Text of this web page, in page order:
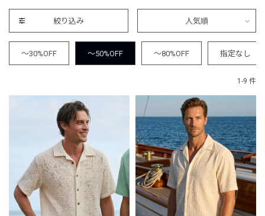
絞り込み 人気順
～30%OFF ～50%OFF ～80%OFF 指定なし
1-9 件